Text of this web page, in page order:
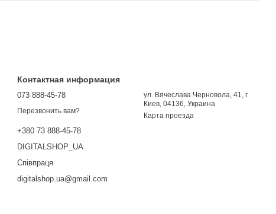
Контактная информация
073 888-45-78
Перезвонить вам?
+380 73 888-45-78
DIGITALSHOP_UA
Співпраця
digitalshop.ua@gmail.com
ул. Вячеслава Черновола, 41, г.
Киев, 04136, Украина
Карта проезда